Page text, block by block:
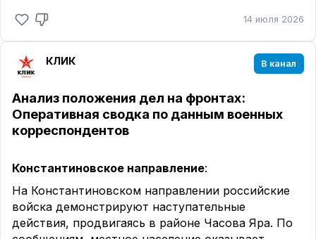
страны за западные гранты.
#Россия
14 июля 2026
КЛИК В канал
Анализ положения дел на фронтах:
Оперативная сводка по данным военных
корреспондентов
Константиновское направление:
На Константиновском направлении российские
войска демонстрируют наступательные
действия, продвигаясь в районе Часова Яра. По